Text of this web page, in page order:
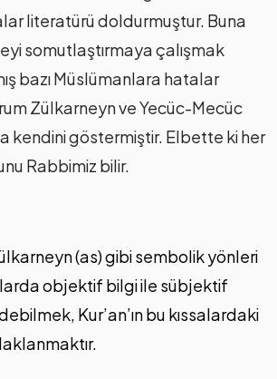
literatürü doldurmuştur. Buna
somutlaştırmaya çalışmak
bazı Müslümanlara hatalar
Zülkarneyn ve Yecüc-Mecüc
kendini göstermiştir. Elbette ki her
Rabbimiz bilir.
(as) gibi sembolik yönleri
objektif bilgi ile sübjektif
Kur’an’ın bu kıssalardaki